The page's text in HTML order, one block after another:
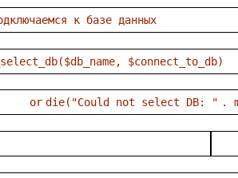
к базе данных
$db_name, $connect_to_db)
or die( "Could not select DB: " .